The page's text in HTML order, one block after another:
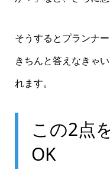
そうするとプランナ
きちんと答えなきゃ
れます。
この2点
OK